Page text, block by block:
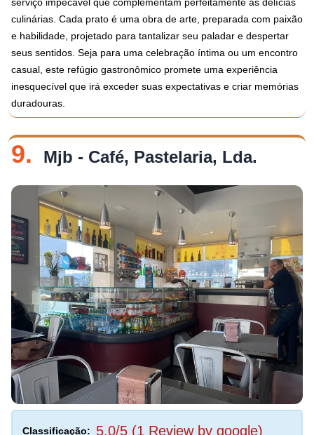
culinárias. Cada prato é uma obra de arte, preparada com paixão
e habilidade, projetado para tantalizar seu paladar e despertar
seus sentidos. Seja para uma celebração íntima ou um encontro
casual, este refúgio gastronômico promete uma experiência
inesquecível que irá exceder suas expectativas e criar memórias
duradouras.
9. Mjb - Café, Pastelaria, Lda.
Classificação: 5,0/5 (1 Review by google)